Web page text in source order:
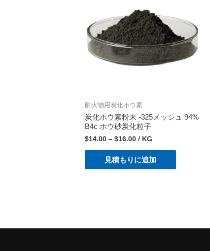
耐火物用炭化ホウ素
炭化ホウ素粉末 -325メッシュ 94%
B4c ホウ砂炭化粒子
$14.00 – $16.00 / KG
見積もりに追加